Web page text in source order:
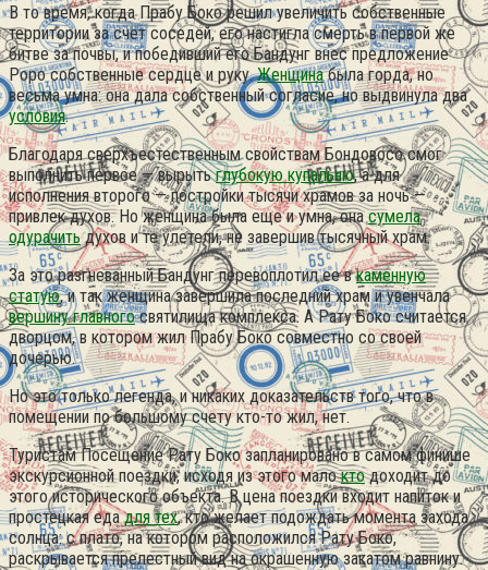
В то время, когда Прабу Боко решил увеличить собственные
территории за счет соседей, его настигла смерть в первой же
битве за почвы, и победивший его Бандунг внес предложение
Роро собственные сердце и руку.Женщинабыла горда, но
весьма умна: она дала собственный согласие, но выдвинула два
условия.
Благодаря сверхъестественным свойствам Бондовосо смог
выполнить первое — вырытьглубокую купальню, а для
исполнения второго — постройки тысячи храмов за ночь —
привлек духов. Но женщина была еще и умна, онасумела
одурачитьдухов и те улетели, не завершив тысячный храм.
За это разгневанный Бандунг перевоплотил ее вкаменную
статую, и так женщина завершила последний храм и увенчала
вершину главногосвятилища комплекса. А Рату Боко считается
дворцом, в котором жил Прабу Боко совместно со своей
дочерью.
Но это только легенда, и никаких доказательств того, что в
помещении по большому счету кто-то жил, нет.
Туристам Посещение Рату Боко запланировано в самом финише
экскурсионной поездки, исходя из этого малоктодоходит до
этого исторического объекта. В цена поездки входит напиток и
простецкая едадля тех, кто желает подождать момента захода
солнца: с плато, на котором расположился Рату Боко,
раскрывается прелестный вид на окрашенную закатом равнину.